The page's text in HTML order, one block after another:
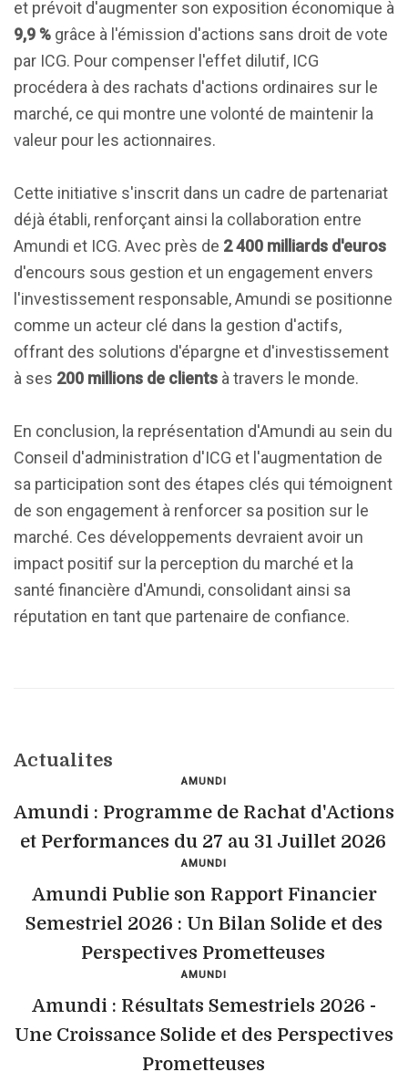
et prévoit d'augmenter son exposition économique à
9,9 % grâce à l'émission d'actions sans droit de vote
par ICG. Pour compenser l'effet dilutif, ICG
procédera à des rachats d'actions ordinaires sur le
marché, ce qui montre une volonté de maintenir la
valeur pour les actionnaires.
Cette initiative s'inscrit dans un cadre de partenariat
déjà établi, renforçant ainsi la collaboration entre
Amundi et ICG. Avec près de 2 400 milliards d'euros
d'encours sous gestion et un engagement envers
l'investissement responsable, Amundi se positionne
comme un acteur clé dans la gestion d'actifs,
offrant des solutions d'épargne et d'investissement
à ses 200 millions de clients à travers le monde.
En conclusion, la représentation d'Amundi au sein du
Conseil d'administration d'ICG et l'augmentation de
sa participation sont des étapes clés qui témoignent
de son engagement à renforcer sa position sur le
marché. Ces développements devraient avoir un
impact positif sur la perception du marché et la
santé financière d'Amundi, consolidant ainsi sa
réputation en tant que partenaire de confiance.
Actualites
AMUNDI
Amundi : Programme de Rachat d'Actions
et Performances du 27 au 31 Juillet 2026
AMUNDI
Amundi Publie son Rapport Financier
Semestriel 2026 : Un Bilan Solide et des
Perspectives Prometteuses
AMUNDI
Amundi : Résultats Semestriels 2026 -
Une Croissance Solide et des Perspectives
Prometteuses